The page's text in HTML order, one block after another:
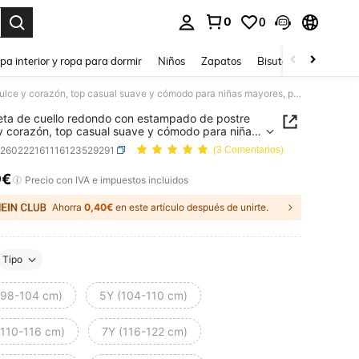
0 0
interior y ropa para dormir Niños Zapatos Bisutería Y
Camiseta de cuello redondo con estampado de postre dulce y corazón, top casual suave y cómodo para niñas mayores, primavera/verano
de cuello redondo con estampado de postre
corazón, top casual suave y cómodo para niñas
primavera/verano
(3 Comentarios)
AND AVAILABILITY
Precio con IVA e impuestos incluidos
Ahorra 0,40€ en este artículo después de unirte.
Tipo
104 cm) 5Y (104-110 cm)
116 cm) 7Y (116-122 cm)